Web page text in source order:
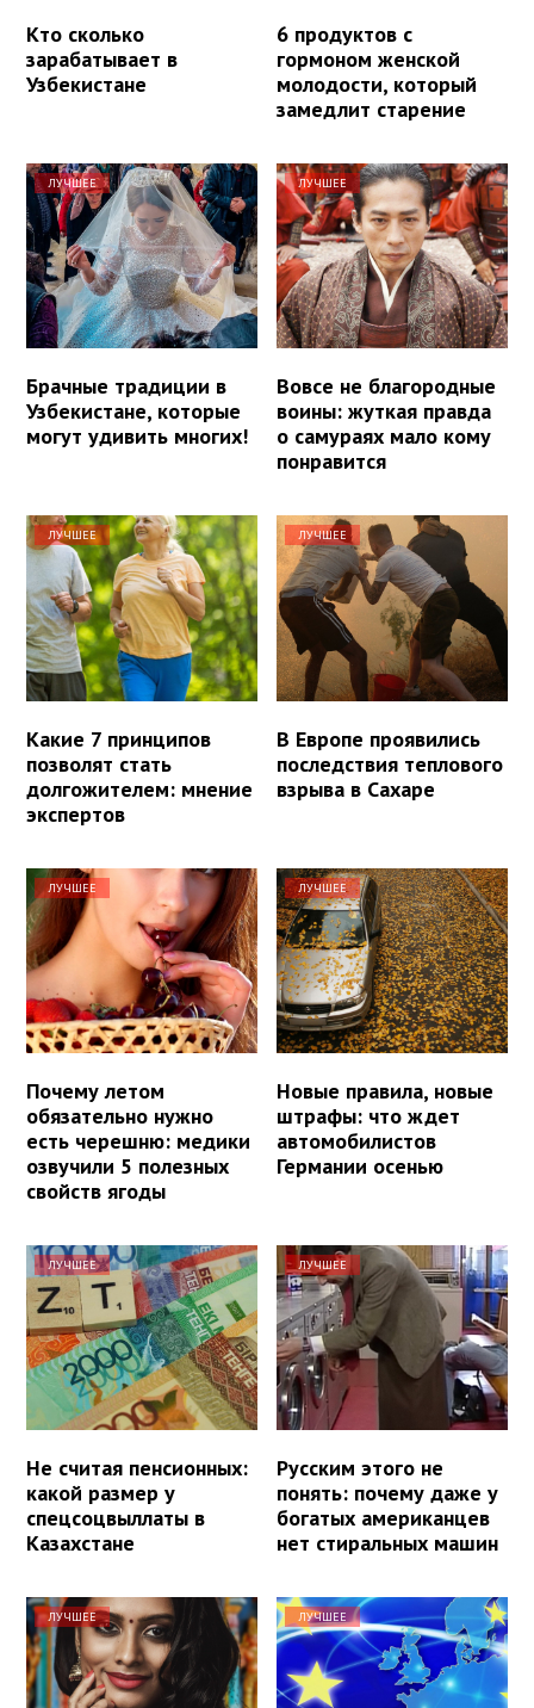
Кто сколько
зарабатывает в
Узбекистане
6 продуктов с
гормоном женской
молодости, который
замедлит старение
ЛУЧШЕЕ
Брачные традиции в
Узбекистане, которые
могут удивить многих!
ЛУЧШЕЕ
Вовсе не благородные
воины: жуткая правда
о самураях мало кому
понравится
ЛУЧШЕЕ
Какие 7 принципов
позволят стать
долгожителем: мнение
экспертов
ЛУЧШЕЕ
В Европе проявились
последствия теплового
взрыва в Сахаре
ЛУЧШЕЕ
Почему летом
обязательно нужно
есть черешню: медики
озвучили 5 полезных
свойств ягоды
ЛУЧШЕЕ
Новые правила, новые
штрафы: что ждет
автомобилистов
Германии осенью
ЛУЧШЕЕ
Не считая пенсионных:
какой размер у
спецсоцвыллаты в
Казахстане
ЛУЧШЕЕ
Русским этого не
понять: почему даже у
богатых американцев
нет стиральных машин
ЛУЧШЕЕ ЛУЧШЕЕ